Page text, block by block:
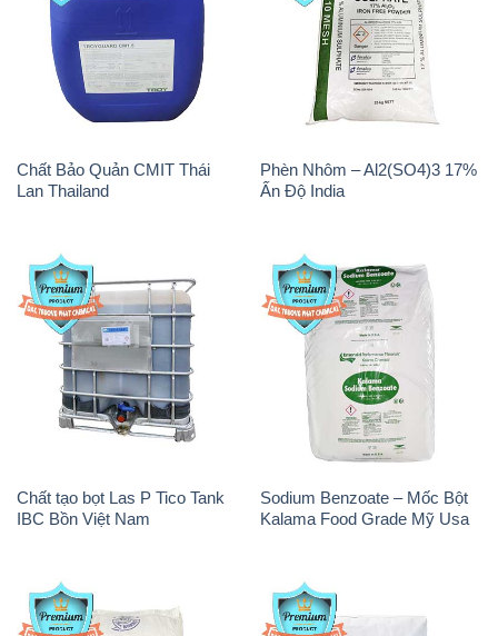
Chất Bảo Quản CMIT Thái
Lan Thailand
Phèn Nhôm – Al2(SO4)3 17%
Ấn Độ India
Chất tạo bọt Las P Tico Tank
IBC Bồn Việt Nam
Sodium Benzoate – Mốc Bột
Kalama Food Grade Mỹ Usa